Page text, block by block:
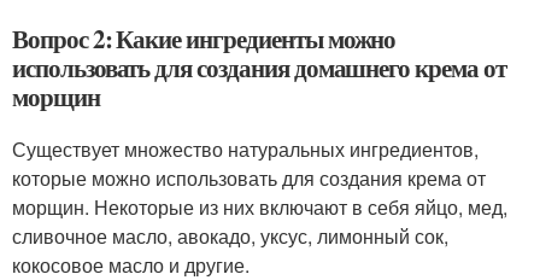
Вопрос 2: Какие ингредиенты можно
использовать для создания домашнего крема от
морщин
Существует множество натуральных ингредиентов,
которые можно использовать для создания крема от
морщин. Некоторые из них включают в себя яйцо, мед,
сливочное масло, авокадо, уксус, лимонный сок,
кокосовое масло и другие.